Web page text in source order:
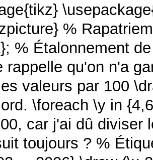
%
% Étalonnement
rappelle qu'on n'a
valeurs par 100
\foreach \y in
car j'ai dû diviser
toujours ? %